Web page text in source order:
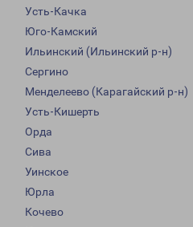
Усть-Качка
Юго-Камский
Ильинский (Ильинский р-н)
Сергино
Менделеево (Карагайский р-н)
Усть-Кишерть
Орда
Сива
Уинское
Юрла
Кочево